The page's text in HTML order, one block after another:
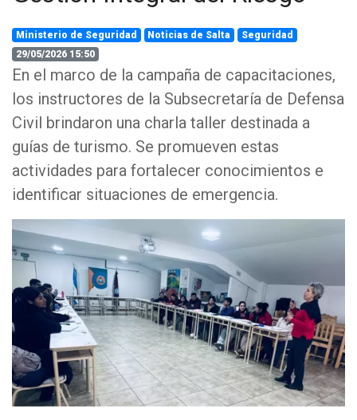
Ministerio de Seguridad Noticias de Salta
Seguridad
29/05/2026 15:50
En el marco de la campaña de capacitaciones,
los instructores de la Subsecretaría de Defensa
Civil brindaron una charla taller destinada a
guías de turismo. Se promueven estas
actividades para fortalecer conocimientos e
identificar situaciones de emergencia.